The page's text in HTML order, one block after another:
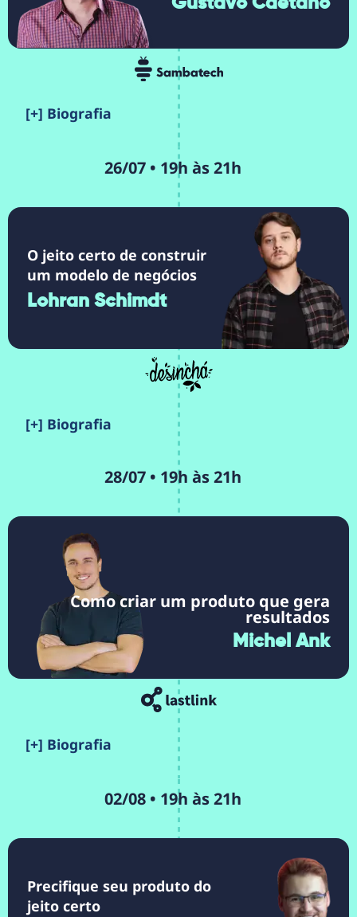
[+] Biografia
26/07 • 19h às 21h
O jeito certo de construir
um modelo de negócios
Lohran Schimdt
[+] Biografia
28/07 • 19h às 21h
Como criar um produto que gera
resultados
Michel Ank
[+] Biografia
02/08 • 19h às 21h
Precifique seu produto do
jeito certo